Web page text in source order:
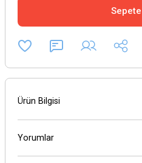
Ürün Bilgisi
Yorumlar